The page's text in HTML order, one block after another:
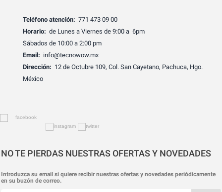
Teléfono atención: 771 473 09 00
Horario: de Lunes a Viernes de 9:00 a 6pm
Sábados de 10:00 a 2:00 pm
Email: info@tecnowow.mx
Dirección: 12 de Octubre 109, Col. San Cayetano, Pachuca, Hgo.
México
NO TE PIERDAS NUESTRAS OFERTAS Y NOVEDADES
Introduzca su email si quiere recibir nuestras ofertas y novedades periódicamente
en su buzón de correo.